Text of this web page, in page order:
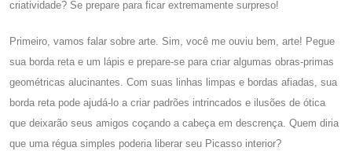
criatividade? Se prepare para ficar extremamente surpreso!
Primeiro, vamos falar sobre arte. Sim, você me ouviu bem, arte! Pegue
sua borda reta e um lápis e prepare-se para criar algumas obras-primas
geométricas alucinantes. Com suas linhas limpas e bordas afiadas, sua
borda reta pode ajudá-lo a criar padrões intrincados e ilusões de ótica
que deixarão seus amigos coçando a cabeça em descrença. Quem diria
que uma régua simples poderia liberar seu Picasso interior?